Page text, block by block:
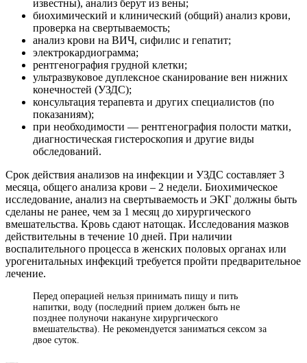
известны), анализ берут из вены;
биохимический и клинический (общий) анализ крови,
проверка на свертываемость;
анализ крови на ВИЧ, сифилис и гепатит;
электрокардиограмма;
рентгенография грудной клетки;
ультразвуковое дуплексное сканирование вен нижних
конечностей (УЗДС);
консультация терапевта и других специалистов (по
показаниям);
при необходимости — рентгенография полости матки,
диагностическая гистероскопия и другие виды
обследований.
Срок действия анализов на инфекции и УЗДС составляет 3
месяца, общего анализа крови – 2 недели. Биохимическое
исследование, анализ на свертываемость и ЭКГ должны быть
сделаны не ранее, чем за 1 месяц до хирургического
вмешательства. Кровь сдают натощак. Исследования мазков
действительны в течение 10 дней. При наличии
воспалительного процесса в женских половых органах или
урогенитальных инфекций требуется пройти предварительное
лечение.
Перед операцией нельзя принимать пищу и пить
напитки, воду (последний прием должен быть не
позднее полуночи накануне хирургического
вмешательства). Не рекомендуется заниматься сексом за
двое суток.